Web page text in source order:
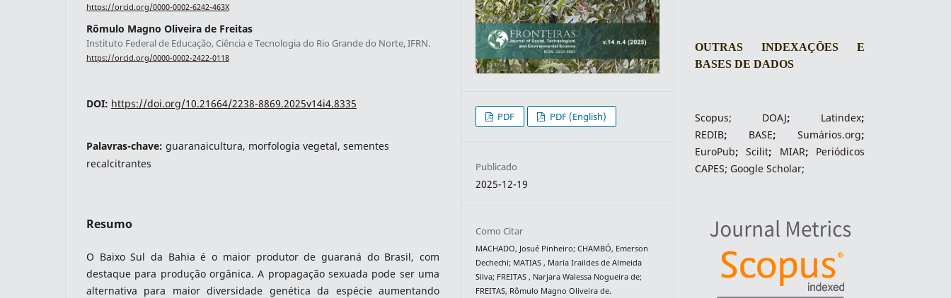
https://orcid.org/0000-0002-6242-463X
Rômulo Magno Oliveira de Freitas
Instituto Federal de Educação, Ciência e Tecnologia do Rio Grande do Norte, IFRN.
https://orcid.org/0000-0002-2422-0118
DOI: https://doi.org/10.21664/2238-8869.2025v14i4.8335
Palavras-chave: guaranaicultura, morfologia vegetal, sementes
recalcitrantes
Resumo
O Baixo Sul da Bahia é o maior produtor de guaraná do Brasil, com
destaque para produção orgânica. A propagação sexuada pode ser uma
alternativa para maior diversidade genética da espécie aumentando
PDF PDF (English)
Publicado
2025-12-19
Como Citar
MACHADO, Josué Pinheiro; CHAMBÓ, Emerson
Dechechi; MATIAS , Maria Iraildes de Almeida
Silva; FREITAS , Narjara Walessa Nogueira de;
FREITAS, Rômulo Magno Oliveira de.
indexacoes-fronteiras
OUTRAS INDEXAÇÕES E
BASES DE DADOS
Scopus; DOAJ; Latindex;
REDIB; BASE; Sumários.org;
EuroPub; Scilit; MIAR; Periódicos
CAPES; Google Scholar;